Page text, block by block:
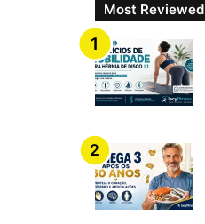
Most Reviewed